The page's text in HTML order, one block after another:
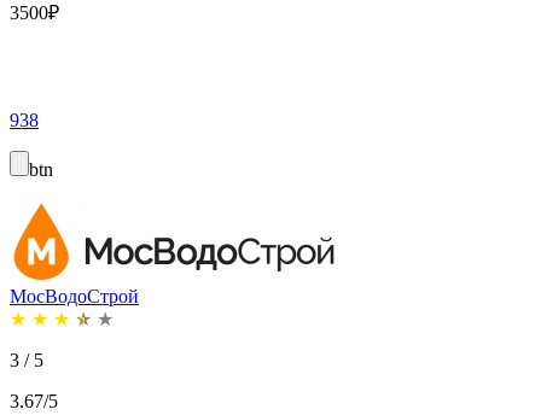
3500₽
938
btn
МосВодоСтрой
★ ★ ★ ★ ★
3 / 5
3.67/5